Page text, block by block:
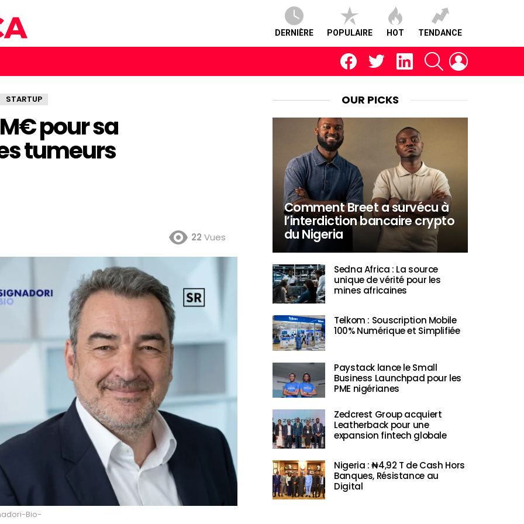
DERNIÈRE POPULAIRE HOT TENDANCE
facebooktwitter linkedin RECHERCHE
STARTUP
pour sa
tumeurs
22 Vues
Bio-
OUR PICKS
Comment Breet a survécu à
l’interdiction bancaire crypto
du Nigeria
Sedna Africa : La source
unique de vérité pour les
mines africaines
Telkom : Souscription Mobile
100% Numérique et Simplifiée
Paystack lance le Small
Business Launchpad pour les
PME nigérianes
Zedcrest Group acquiert
Leatherback pour une
expansion fintech globale
Nigeria : ₦4,92 T de Cash Hors
Banques, Résistance au
Digital